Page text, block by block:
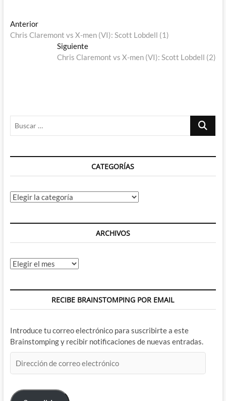
Navegación
de
entradas
AnteriorEntrada
anterior:
Chris Claremont vs X-men (VI): Scott Lobdell (1)
SiguienteEntrada
siguiente:
Chris Claremont vs X-men (VI): Scott Lobdell (2)
Buscar
CATEGORÍAS
Categorías
ARCHIVOS
Archivos
RECIBE BRAINSTOMPING POR EMAIL
Introduce tu correo electrónico para suscribirte a este
Brainstomping y recibir notificaciones de nuevas entradas.
de
electrónico